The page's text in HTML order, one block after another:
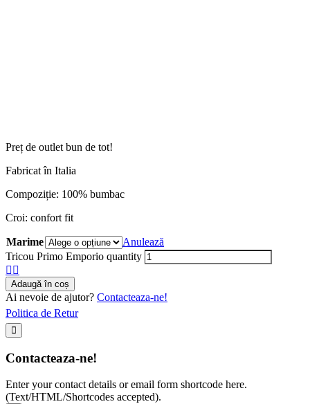
Preț de outlet bun de tot!
Fabricat în Italia
Compoziție: 100% bumbac
Croi: confort fit
Marime
Anulează
Tricou Primo Emporio quantity
Adaugă în coș
Ai nevoie de ajutor? Contacteaza-ne!
Politica de Retur
Contacteaza-ne!
Enter your contact details or email form shortcode here.
(Text/HTML/Shortcodes accepted).